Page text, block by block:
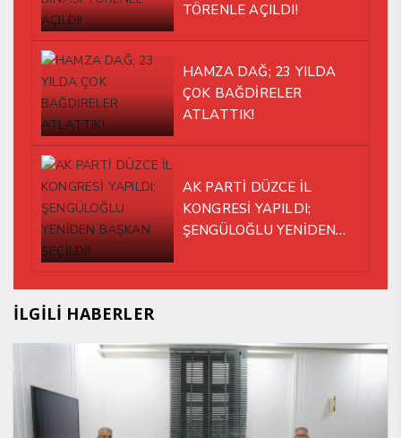
TÖRENLE AÇILDI!
HAMZA DAĞ; 23 YILDA
ÇOK BAĞDİRELER
ATLATTIK!
AK PARTİ DÜZCE İL
KONGRESİ YAPILDI;
ŞENGÜLOĞLU YENİDEN
İLGİLİ HABERLER